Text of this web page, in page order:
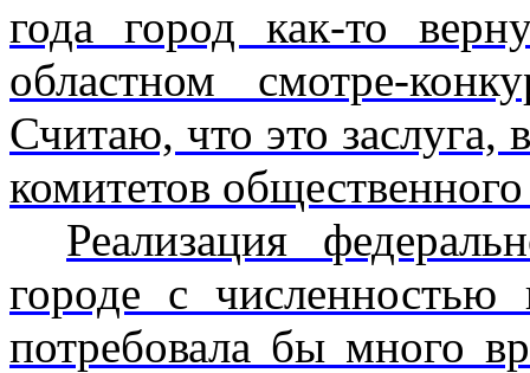
года город как-то
областном смотре-
Считаю, что это заслуга,
комитетов
Реализация
городе с
потребовала бы много